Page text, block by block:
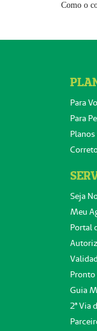
Como o
Para
Para
Seja
Meu
Portal
Guia
2ª Via